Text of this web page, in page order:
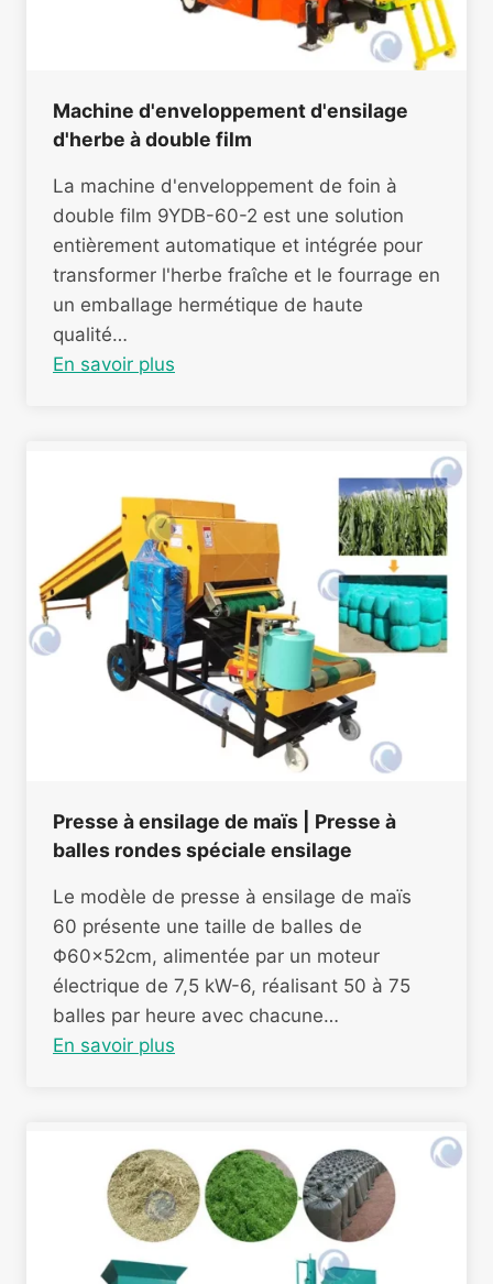
Machine d'enveloppement d'ensilage
d'herbe à double film
La machine d'enveloppement de foin à
double film 9YDB-60-2 est une solution
entièrement automatique et intégrée pour
transformer l'herbe fraîche et le fourrage en
un emballage hermétique de haute
qualité…
En savoir plus
Presse à ensilage de maïs | Presse à
balles rondes spéciale ensilage
Le modèle de presse à ensilage de maïs
60 présente une taille de balles de
Φ60×52cm, alimentée par un moteur
électrique de 7,5 kW-6, réalisant 50 à 75
balles par heure avec chacune…
En savoir plus